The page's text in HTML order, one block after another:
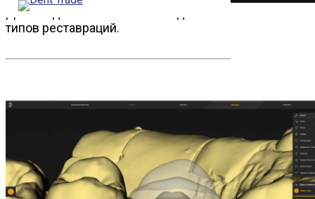
Дизайн десневого элемента для всех
типов реставраций.